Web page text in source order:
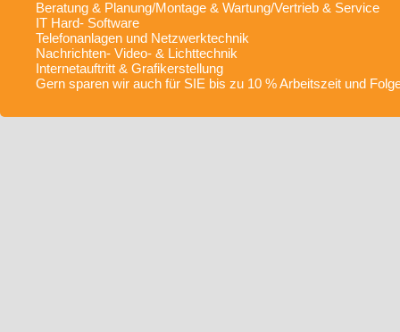
Suchen Sie einen
und organisatorische
Informationsverarbeitung?
Beratung & Planung/Montage & Wartung/Vertrieb & Service
IT Hard- Software
Telefonanlagen und Netzwerktechnik
Nachrichten- Video- & Lichttechnik
Internetauftritt & Grafikerstellung
Gern sparen wir auch für SIE bis zu 10 % Arbeitszeit und